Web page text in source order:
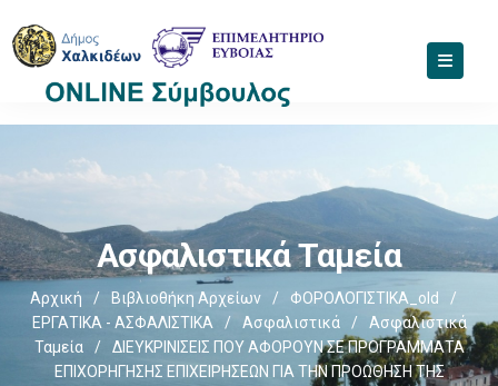
Ασφαλιστικά Ταμεία
Αρχική / Βιβλιοθήκη Αρχείων / ΦΟΡΟΛΟΓΙΣΤΙΚΑ_old
/
ΕΡΓΑΤΙΚΑ - ΑΣΦΑΛΙΣΤΙΚΑ
/ Ασφαλιστικά /
Ασφαλιστικά
Ταμεία
/
ΔΙΕΥΚΡΙΝΙΣΕΙΣ ΠΟΥ ΑΦΟΡΟΥΝ ΣΕ ΠΡΟΓΡΑΜΜΑΤΑ
ΕΠΙΧΟΡΗΓΗΣΗΣ ΕΠΙΧΕΙΡΗΣΕΩΝ ΓΙΑ ΤΗΝ ΠΡΟΩΘΗΣΗ ΤΗΣ